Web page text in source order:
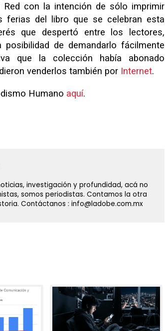
con la intención de sólo imprimir
ferias del libro que se celebran esta
que despertó entre los lectores,
de demandarlo fácilmente
que la colección había abonado
venderlos también porInternet.
Humano aquí.
investigación y profundidad, acá no
somos periodistas. Contamos la otra
Contáctanos : info@ladobe.com.mx